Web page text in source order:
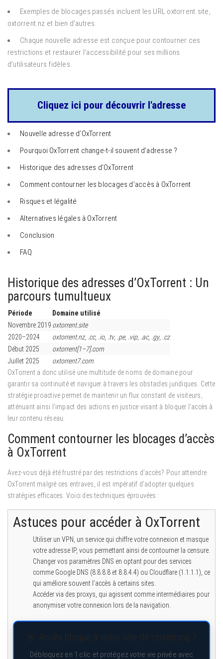
Exemples de blocages passés incluent les URL oxtorrent.site,
oxtorrent.nz et bien d’autres.
Chaque nouvelle adresse est conçue pour contourner ces
restrictions et restaurer l’accessibilité pour ses millions
d’utilisateurs fidèles.
Cliquez ici pour découvrir l'adresse
Nouvelle adresse d’OxTorrent
Pourquoi OxTorrent change-t-il souvent d’adresse ?
Historique des adresses d’OxTorrent
Comment contourner les blocages d’accès à OxTorrent
Risques et légalité
Alternatives légales à OxTorrent
Conclusion
FAQ
Historique des adresses d’OxTorrent : Un
parcours tumultueux
Période
Domaine utilisé
Novembre 2019 oxtorrent.site
2020–2024
oxtorrent.nz, .cc, .io, .tv, .pe, .vip, .ac, .gy, .cz
Début 2025
oxtorrent[1–7].com
Juillet 2025
oxtorrent7.com
OxTorrent a donc utilisé une multitude de noms de domaine pour
garantir sa continuité et naviguer à travers les obstacles juridiques. Cette
stratégie proactive permet de maintenir un flux constant de visiteurs,
atténuant ainsi l’impact des actions en justice visant à bloquer l’accès à
leur contenu réseau.
Comment contourner les blocages d’accès
à OxTorrent
Avez-vous déjà été frustré par des restrictions d’accès? Pour atteindre
OxTorrent malgré ces entraves, il est impératif d’adopter quelques
stratégies efficaces. Voici des techniques éprouvées :
Astuces pour accéder à OxTorrent
Utiliser un VPN, un service qui chiffre votre connexion et masque
votre adresse IP, vous permettant ainsi de contourner la censure.
Changer vos paramètres DNS en optant pour des services
comme Google DNS (8.8.8.8 et 8.8.4.4) ou Cloudflare (1.1.1.1), ce
qui améliore souvent l’accès à certains sites.
Accéder via des proxys, qui agissent comme intermédiaires pour
anonymiser votre connexion lors de la navigation.
Débloquez en 1 clic et protégez votre vie privée avec